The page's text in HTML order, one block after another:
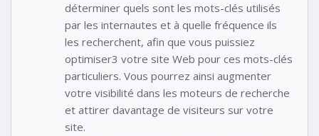
déterminer quels sont les mots-clés utilisés
par les internautes et à quelle fréquence ils
les recherchent, afin que vous puissiez
optimiser3 votre site Web pour ces mots-clés
particuliers. Vous pourrez ainsi augmenter
votre visibilité dans les moteurs de recherche
et attirer davantage de visiteurs sur votre
site.